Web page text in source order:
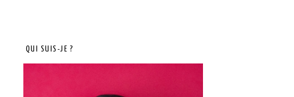
QUI SUIS-JE ?